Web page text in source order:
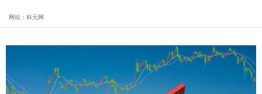
网站：科元网